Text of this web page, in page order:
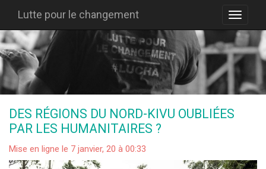
Lutte pour le changement
DES RÉGIONS DU NORD-KIVU OUBLIÉES
PAR LES HUMANITAIRES ?
Mise en ligne le 7 janvier, 20 à 00:33